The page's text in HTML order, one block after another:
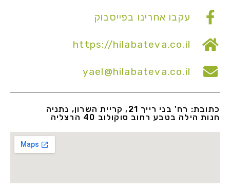
עקבו אחרינו בפייסבוק
https://hilabateva.co.il
yael@hilabateva.co.il
כתובת: רח' בני רייך 21, קריית השרון, נתניה
חנות הילה בטבע רחוב סוקולוב 40 הרצליה